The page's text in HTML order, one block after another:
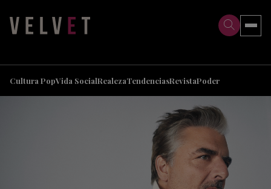
Cultura PopVida SocialRealezaTendenciasRevistaPoder